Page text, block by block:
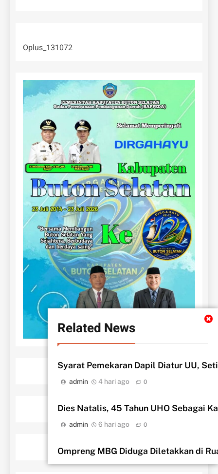
Related News
Syarat Pemekaran Dapil Diatur UU,
admin 4 hari ago 0
‎Dies Natalis, 45 Tahun UHO Sebagai
admin 6 hari ago 0
Ompreng MBG Diduga Diletakkan di
admin 6 hari ago 0
Oplus_131072